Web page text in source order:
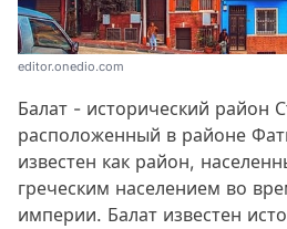
editor.onedio.com
Балат - исторический район
расположенный в районе
известен как район,
греческим населением во
империи. Балат известен